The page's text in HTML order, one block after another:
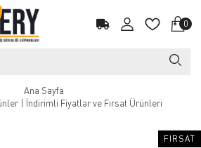
0
Ana Sayfa
| İndirimli Fiyatlar ve Fırsat Ürünleri
FIRSAT